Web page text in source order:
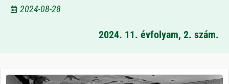
2024-08-28
2024. 11. évfolyam, 2. szám.